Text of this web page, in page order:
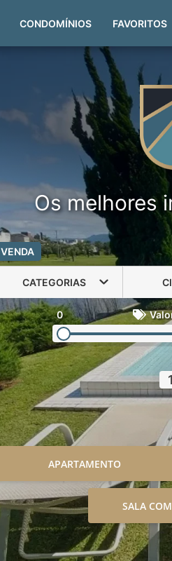
CONDOMÍNIOS FAVORITOS
Os melhores
VENDA
CATEGORIAS
0
1
APARTAMENTO
SALA